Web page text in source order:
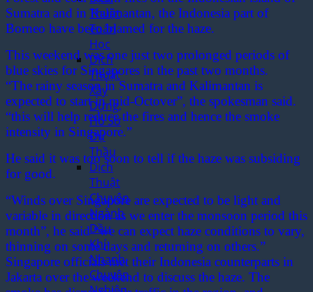
Thuật
Toán
Học
Dịch
Thuật
Xây
Dựng,
Hồ Sơ
Dự
Thầu
Dịch
Thuật
Chuyên
Ngành
Dầu
Khí
Nhanh,
Chuyên
Sumatra and in Kalimantan, the Indonesia part of
Borneo have been blamed for the haze.
This weekend was one just two prolonged periods of
blue skies for Singapores in the past two months.
“The rainy season in Sumatra and Kalimantan is
expected to start in mid-Octover”, the spokesman said.
“this will help reduce the fires and hence the smoke
intensity in Singapore.”
He said it was too soon to tell if the haze was subsiding
for good.
“Winds over Singapore are expected to be light and
variable in direction as we enter the monsoon period this
month”, he said “we can expect haze conditions to vary,
thinning on some days and returning on others.”
Singapore officials met their Indonesia counterparts in
Jakarta over the weekend to discuss the haze. The